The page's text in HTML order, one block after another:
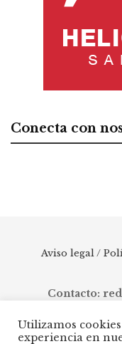
Conecta con
Aviso legal /
Contacto:
© 2025 AZ Costa del
Utilizamos
experiencia en